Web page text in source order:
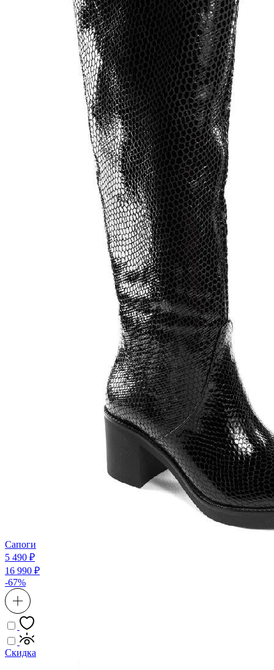
Сапоги
5 490 ₽
16 990 ₽
-67%
Скидка